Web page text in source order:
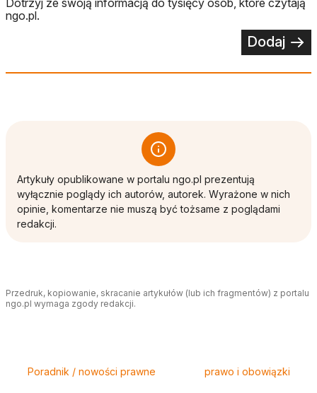
ngo.pl.
Dodaj
Artykuły opublikowane w portalu ngo.pl prezentują
wyłącznie poglądy ich autorów, autorek. Wyrażone w nich
opinie, komentarze nie muszą być tożsame z poglądami
redakcji.
Przedruk, kopiowanie, skracanie artykułów (lub ich fragmentów) z portalu
ngo.pl wymaga zgody redakcji.
Poradnik / nowości prawne prawo i obowiązki